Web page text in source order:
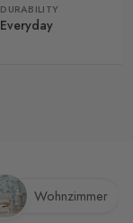
DURABILITY
Everyday
Wohnzimmer